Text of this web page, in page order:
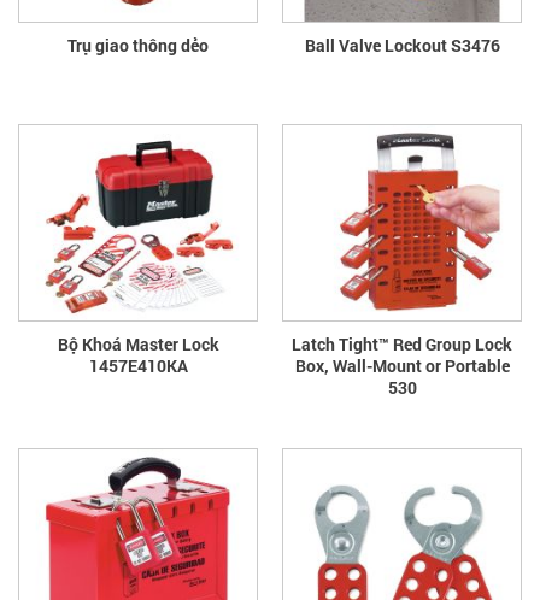
Trụ giao thông dẻo Ball Valve Lockout S3476
Bộ Khoá Master Lock
1457E410KA
Latch Tight™ Red Group Lock
Box, Wall-Mount or Portable
530